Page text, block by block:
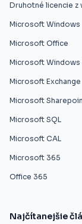
Druhotné licencie z
Microsoft Windows
Microsoft Office
Microsoft Windows
Microsoft Exchange
Microsoft
Microsoft SQL
Microsoft CAL
Microsoft 365
Office 365
Najčítanejšie